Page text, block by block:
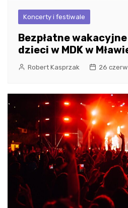
Koncerty i festiwale
Bezpłatne
dzieci w MDK w
Robert Kasprzak 26